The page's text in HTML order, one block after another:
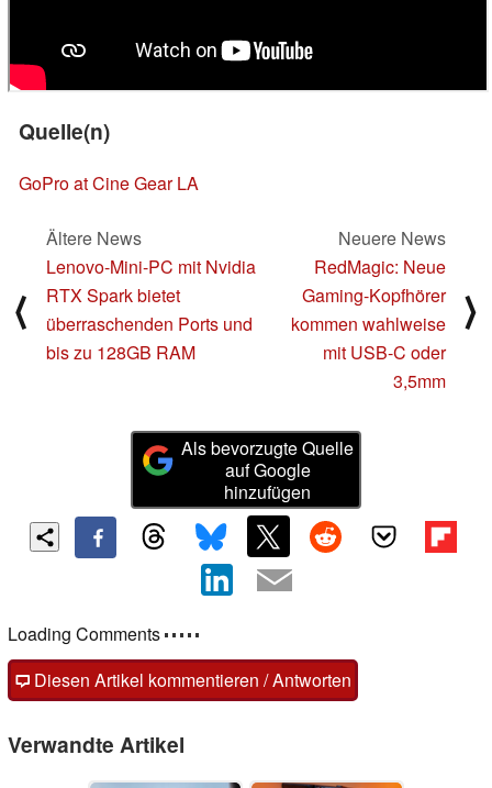
Quelle(n)
GoPro at Cine Gear LA
⟨
Ältere News
Lenovo-Mini-PC mit Nvidia
RTX Spark bietet
überraschenden Ports und
bis zu 128GB RAM
Neuere News
RedMagic: Neue
Gaming-Kopfhörer
kommen wahlweise
mit USB-C oder
3,5mm
⟩
Als bevorzugte Quelle
auf Google
hinzufügen
Loading Comments
Diesen Artikel kommentieren / Antworten
Verwandte Artikel